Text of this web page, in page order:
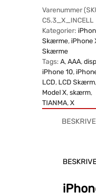
Varenummer
C5.3_X_INCELL
Kategorier:
Skærme, iPhone
Skærme
Tags: A,AAA,
iPhone 10,
LCD, LCD Skærm,
Model X,skærm,
TIANMA,X